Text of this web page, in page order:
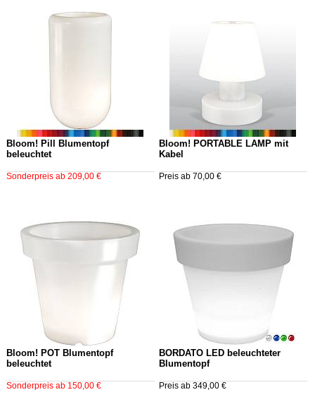
Bloom! Pill Blumentopf
beleuchtet
Sonderpreis ab 209,00 €
Bloom! PORTABLE LAMP mit
Kabel
Preis ab 70,00 €
Bloom! POT Blumentopf
beleuchtet
Sonderpreis ab 150,00 €
BORDATO LED beleuchteter
Blumentopf
Preis ab 349,00 €